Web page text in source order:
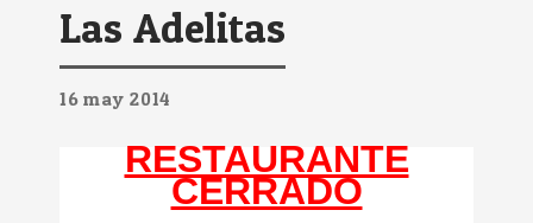
Las Adelitas
16 may 2014
RESTAURANTE
CERRADO